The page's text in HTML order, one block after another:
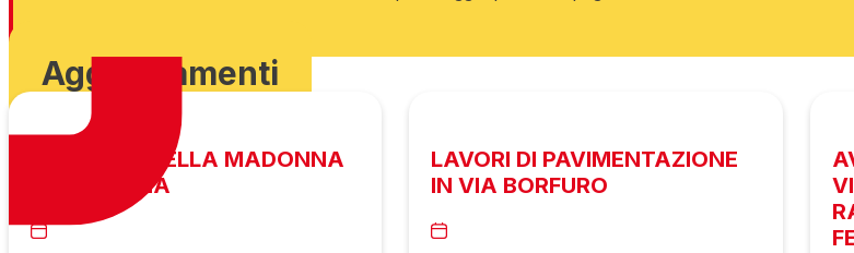
Aggiornamenti
FESTIVITÀ DELLA MADONNA
DI URKUPIÑA
LAVORI DI PAVIMENTAZIONE
IN VIA BORFURO